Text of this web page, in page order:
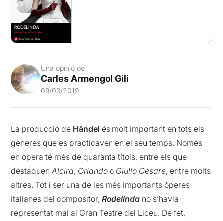
Una opinió de
Carles Armengol Gili
09/03/2019
La producció de Händel és molt important en tots els
gèneres que es practicaven en el seu temps. Només
en òpera té més de quaranta títols, entre els que
destaquenAlcira, Orlando o Giulio Cesare, entre molts
altres. Tot i ser una de les més importants òperes
italianes del compositor,Rodelinda no s’havia
representat mai al Gran Teatre del Liceu. De fet,